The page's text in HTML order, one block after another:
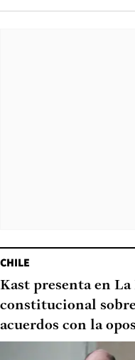
CHILE
Kast presenta en
constitucional
acuerdos con la